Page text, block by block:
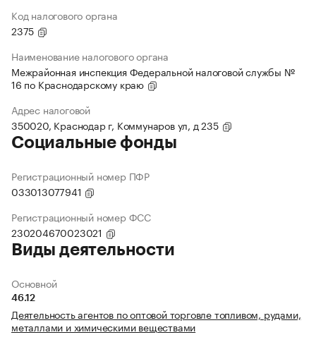
Код налогового органа
2375
Наименование налогового органа
Межрайонная инспекция Федеральной налоговой службы №
16 по Краснодарскому краю
Адрес налоговой
350020, Краснодар г, Коммунаров ул, д 235
Социальные фонды
Регистрационный номер ПФР
033013077941
Регистрационный номер ФСС
230204670023021
Виды деятельности
Основной
46.12
Деятельность агентов по оптовой торговле топливом, рудами,
металлами и химическими веществами